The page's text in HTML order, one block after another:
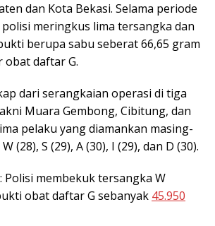
dan Kota Bekasi. Selama periode
meringkus lima tersangka dan
berupa sabu seberat 66,65 gram
obat daftar G.
dari serangkaian operasi di tiga
Muara Gembong, Cibitung, dan
pelaku yang diamankan masing-
(28), S (29), A (30), I (29), dan D (30).
Polisi membekuk tersangka W
obat daftar G sebanyak 45.950